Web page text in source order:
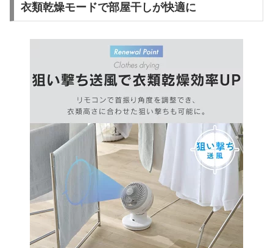
衣類乾燥モードで部屋干しが快適に